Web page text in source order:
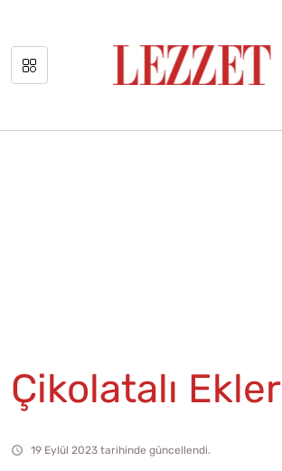
Çikolatalı Ekler
19 Eylül 2023 tarihinde güncellendi.